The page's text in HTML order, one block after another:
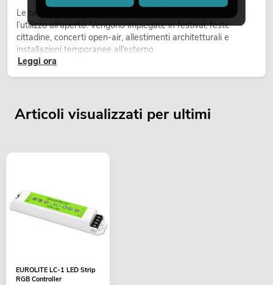
Le teste mobili outdoor sono proiettori motorizzati per
l’utilizzo all’aperto. Vengono impiegate in festival, feste
cittadine, concerti open-air, allestimenti architetturali e
installazioni temporanee all’esterno.
Leggi ora
Articoli visualizzati per ultimi
EUROLITE LC-1 LED Strip
RGB Controller